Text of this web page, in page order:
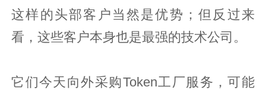
这样的头部客户当然是优势；但反过来
看，这些客户本身也是最强的技术公司。
它们今天向外采购Token工厂服务，可能